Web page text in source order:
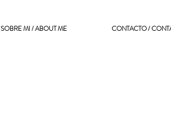
SOBRE MI / ABOUT ME CONTACTO /